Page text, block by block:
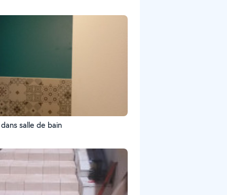
salle de bain